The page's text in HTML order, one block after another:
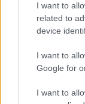
I want to
related to
device
I want to
Google for
I want to